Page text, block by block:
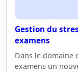
Gestion du
examens
Dans le domaine
examens un